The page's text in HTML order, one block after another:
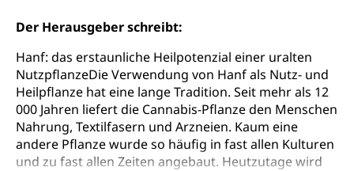
Der Herausgeber schreibt:
Hanf: das erstaunliche Heilpotenzial einer uralten
NutzpflanzeDie Verwendung von Hanf als Nutz- und
Heilpflanze hat eine lange Tradition. Seit mehr als 12
000 Jahren liefert die Cannabis-Pflanze den Menschen
Nahrung, Textilfasern und Arzneien. Kaum eine
andere Pflanze wurde so häufig in fast allen Kulturen
und zu fast allen Zeiten angebaut. Heutzutage wird